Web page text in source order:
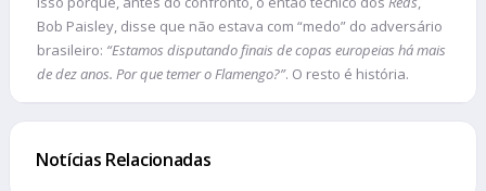
Bob Paisley, disse que não estava com “medo” do adversário
brasileiro: “Estamos disputando finais de copas europeias há mais
de dez anos. Por que temer o Flamengo?”. O resto é história.
Notícias Relacionadas